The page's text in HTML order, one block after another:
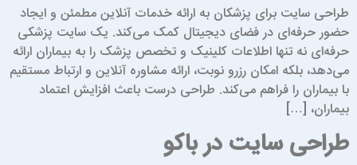
طراحی سایت برای پزشکان به ارائه خدمات آنلاین مطمئن و ایجاد
حضور حرفه‌ای در فضای دیجیتال کمک می‌کند. یک سایت پزشکی
حرفه‌ای نه تنها اطلاعات کلینیک و تخصص پزشک را به بیماران ارائه
می‌دهد، بلکه امکان رزرو نوبت، ارائه مشاوره آنلاین و ارتباط مستقیم
با بیماران را فراهم می‌کند. طراحی درست باعث افزایش اعتماد
بیماران، […]
طراحی سایت در باکو